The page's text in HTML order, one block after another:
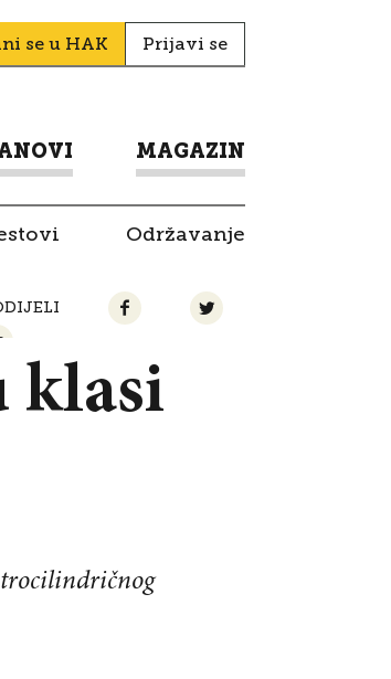
se u HAK Prijavi se
MAGAZIN
Održavanje
klasi